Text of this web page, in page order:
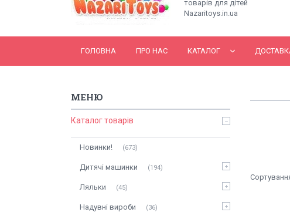
товарів для дітей
Nazaritoys.in.ua
ГОЛОВНА ПРО НАС КАТАЛОГ
Каталог товарів
Новинки! 673
Дитячі машинки 194
Ляльки 45
Надувні вироби 36